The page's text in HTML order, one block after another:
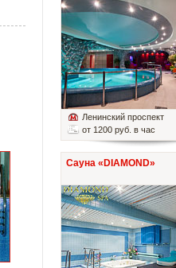
Ленинский проспект
от 1200 руб. в час
Сауна «DIAMOND»